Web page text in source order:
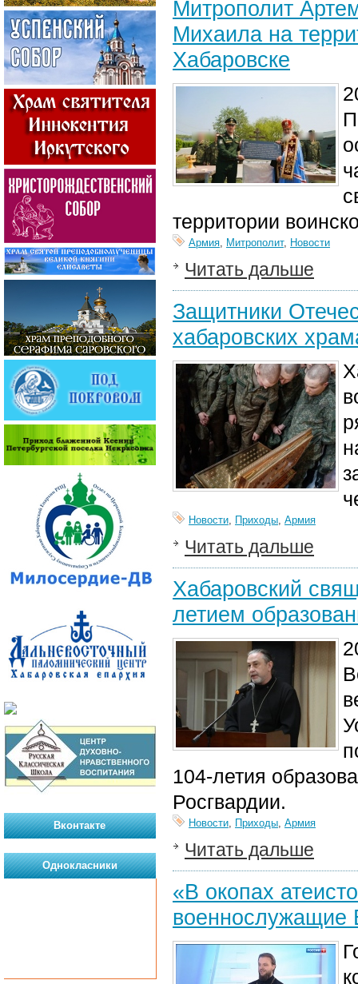
Митрополит
Михаила на
Хабаровске
территории
Армия, Митрополит, Новости
Читать дальше
Защитники
хабаровских
Новости, Приходы, Армия
Читать дальше
Хабаровский
летием
104-летия
Росгвардии.
Новости, Приходы, Армия
Читать дальше
«В окопах
военнослужащие
Вконтакте
Однокласники